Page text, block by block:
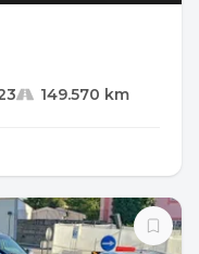
149.570 km